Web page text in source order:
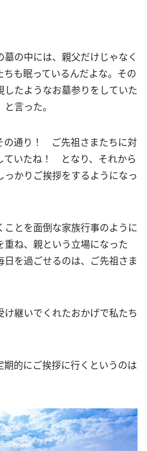
墓の中には、親父だけじゃなく
も眠っているんだよな。その
たようなお墓参りをしていた
言った。
の通り！ ご先祖さまたちに対
ていたね！ となり、それから
かりご挨拶をするようになっ
とを面倒な家族行事のように
ね、親という立場になった
を過ごせるのは、ご先祖さま
継いでくれたおかげで私たち
的にご挨拶に行くというのは